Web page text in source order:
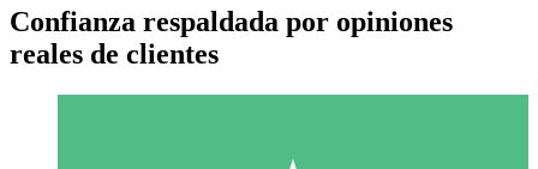
Confianza respaldada por opiniones
reales de clientes